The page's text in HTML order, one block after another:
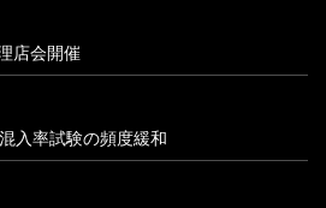
店会開催
入率試験の頻度緩和